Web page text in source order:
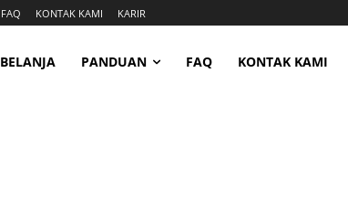
FAQ KONTAK KAMI KARIR
BELANJA PANDUAN FAQ KONTAK KAMI